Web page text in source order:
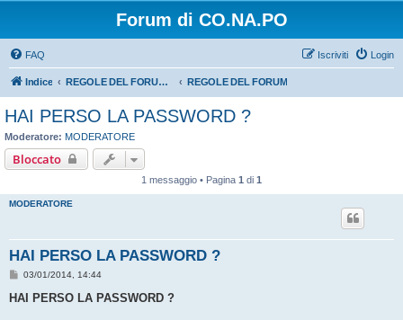
Forum di CO.NA.PO
FAQ Login
Iscriviti
Indice REGOLE DEL FORUM - LEGGERE BENE PRIMA DI PROCEDERE CON L'ISCRIZIONE REGOLE DEL FORUM
HAI PERSO LA PASSWORD ?
Moderatore: MODERATORE
Bloccato
1 messaggio • Pagina 1 di 1
MODERATORE
HAI PERSO LA PASSWORD ?
M
s
03/01/2014, 14:44
HAI PERSO LA PASSWORD ?